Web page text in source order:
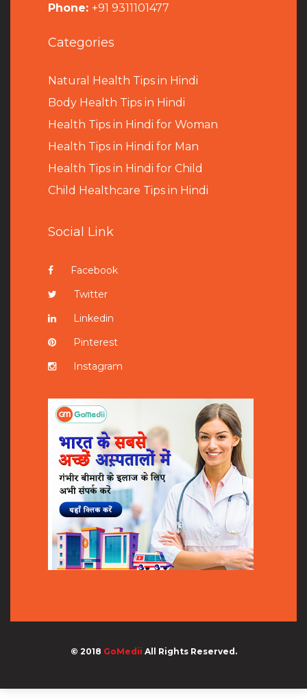
Phone: +91 9311101477
Categories
Natural Health Tips in Hindi
Body Health Tips in Hindi
Health Tips in Hindi for Woman
Health Tips in Hindi for Man
Health Tips in Hindi for Child
Child Healthcare Tips in Hindi
Social Link
Facebook
Twitter
Linkedin
Pinterest
Instagram
© 2018 GoMedii All Rights Reserved.